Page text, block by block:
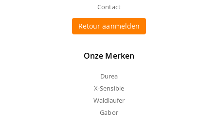
Contact
Retour aanmelden
Onze Merken
Durea
X-Sensible
Waldlaufer
Gabor